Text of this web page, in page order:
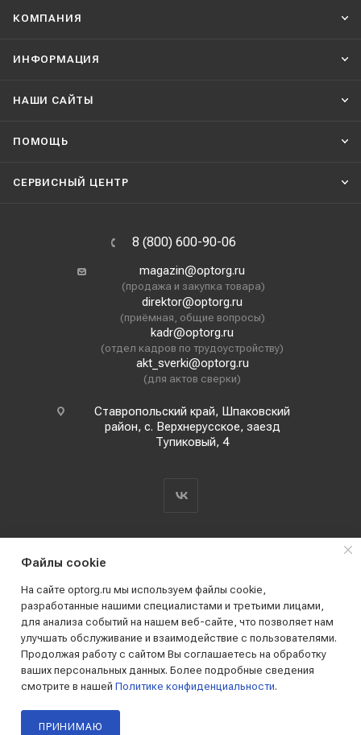
КОМПАНИЯ
ИНФОРМАЦИЯ
НАШИ CАЙТЫ
ПОМОЩЬ
СЕРВИСНЫЙ ЦЕНТР
8 (800) 600-90-06
magazin@optorg.ru
(продажа и закупка товара)
direktor@optorg.ru
(приёмная, общие вопросы)
kadr@optorg.ru
(отдел кадров по трудоустройству)
akt_sverki@optorg.ru
(для актов сверки)
Ставропольский край, Шпаковский
район, с. Верхнерусское, заезд
Тупиковый, 4
2019 - 2026 © АО КПК "Ставропольстройопторг"
Все права защищены
Файлы cookie
На сайте optorg.ru мы используем файлы cookie,
разработанные нашими специалистами и третьими лицами,
для анализа событий на нашем веб-сайте, что позволяет нам
улучшать обслуживание и взаимодействие с пользователями.
Продолжая работу с сайтом Вы соглашаетесь на обработку
ваших персональных данных. Более подробные сведения
смотрите в нашей Политике конфиденциальности.
ПРИНИМАЮ